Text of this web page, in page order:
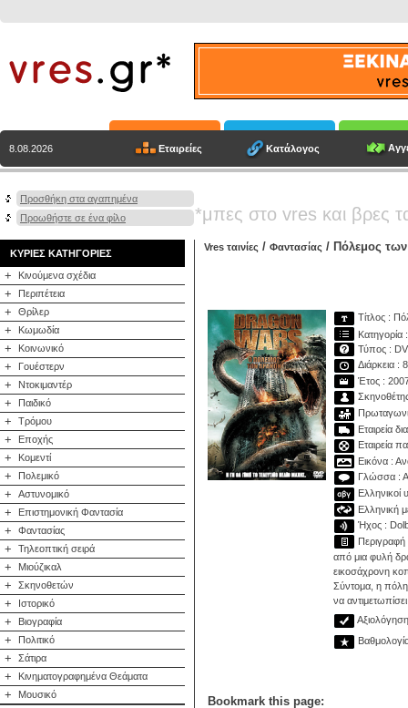
8.08.2026 Εταιρείες Κατάλογος
Προσθήκη στα αγαπημένα
Προωθήστε σε ένα φίλο
*μπες στο vres και βρες
ΚΥΡΙΕΣ ΚΑΤΗΓΟΡΙΕΣ
+ Κινούμενα σχέδια
+ Περιπέτεια
+ Θρίλερ
+ Κωμωδία
+ Κοινωνικό
+ Γουέστερν
+ Ντοκιμαντέρ
+ Παιδικό
+ Τρόμου
+ Εποχής
+ Κομεντί
+ Πολεμικό
+ Αστυνομικό
+ Επιστημονική Φαντασία
+ Φαντασίας
+ Τηλεοπτική σειρά
+ Μιούζικαλ
+ Σκηνοθετών
+ Ιστορικό
+ Βιογραφία
+ Πολιτικό
+ Σάτιρα
+ Κινηματογραφημένα Θεάματα
+ Μουσικό
Vres ταινίες / Φαντασίας / Πόλεμος
Τίτλος :
Κατηγορία
Τύπος :
Διάρκεια :
Έτος :
Εταιρεία
Εταιρεία
Εικόνα :
Γλώσσα :
Ελληνικοί
Ελληνική
Ήχος :
από μια φυλή
εικοσάχρονη
Σύντομα, η πόλη
να
Bookmark this page: